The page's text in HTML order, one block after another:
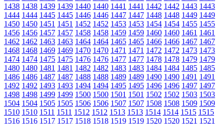
1438 1438 1439 1439 1440 1440 1441 1441 1442 1442 1443 1443
1444 1444 1445 1445 1446 1446 1447 1447 1448 1448 1449 1449
1450 1450 1451 1451 1452 1452 1453 1453 1454 1454 1455 1455
1456 1456 1457 1457 1458 1458 1459 1459 1460 1460 1461 1461
1462 1462 1463 1463 1464 1464 1465 1465 1466 1466 1467 1467
1468 1468 1469 1469 1470 1470 1471 1471 1472 1472 1473 1473
1474 1474 1475 1475 1476 1476 1477 1477 1478 1478 1479 1479
1480 1480 1481 1481 1482 1482 1483 1483 1484 1484 1485 1485
1486 1486 1487 1487 1488 1488 1489 1489 1490 1490 1491 1491
1492 1492 1493 1493 1494 1494 1495 1495 1496 1496 1497 1497
1498 1498 1499 1499 1500 1500 1501 1501 1502 1502 1503 1503
1504 1504 1505 1505 1506 1506 1507 1507 1508 1508 1509 1509
1510 1510 1511 1511 1512 1512 1513 1513 1514 1514 1515 1515
1516 1516 1517 1517 1518 1518 1519 1519 1520 1520 1521 1521